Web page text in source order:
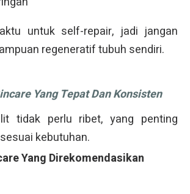
untuk self-repair, jadi jangan
regeneratif tubuh sendiri.
Yang Tepat Dan Konsisten
tidak perlu ribet, yang penting
kebutuhan.
Yang Direkomendasikan